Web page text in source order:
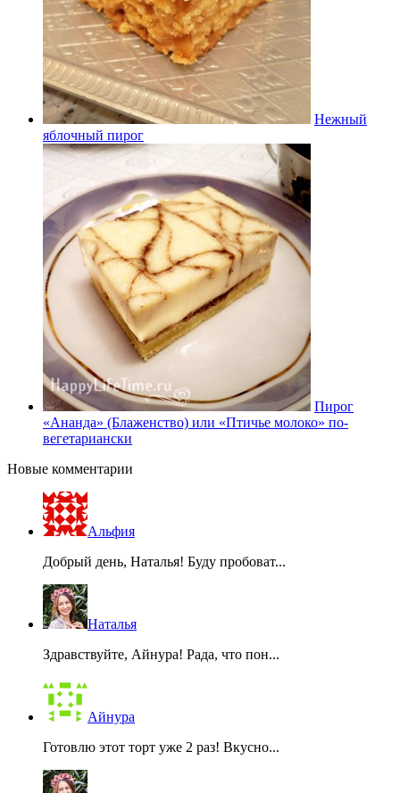
Нежный
яблочный пирог
Пирог
«Ананда» (Блаженство) или «Птичье молоко» по-
вегетариански
Новые комментарии
Альфия
Добрый день, Наталья! Буду пробоват...
Наталья
Здравствуйте, Айнура! Рада, что пон...
Айнура
Готовлю этот торт уже 2 раз! Вкусно...